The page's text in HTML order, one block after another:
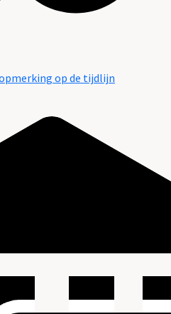
op de tijdlijn